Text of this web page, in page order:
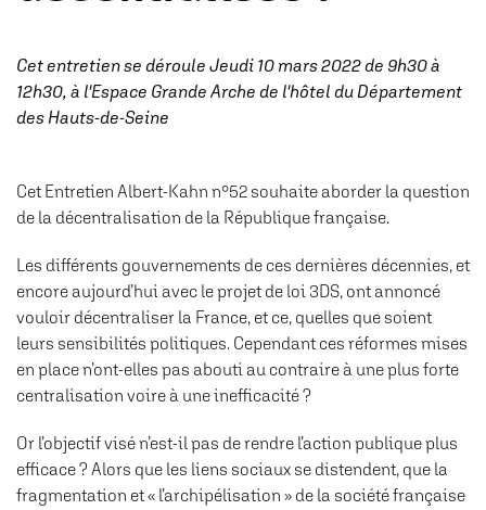
Cet entretien se déroule Jeudi 10 mars 2022 de 9h30 à
12h30, à l'Espace Grande Arche de l'hôtel du Département
des Hauts-de-Seine
Cet Entretien Albert-Kahn n°52 souhaite aborder la question
de la décentralisation de la République française.
Les différents gouvernements de ces dernières décennies, et
encore aujourd’hui avec le projet de loi 3DS, ont annoncé
vouloir décentraliser la France, et ce, quelles que soient
leurs sensibilités politiques. Cependant ces réformes mises
en place n’ont-elles pas abouti au contraire à une plus forte
centralisation voire à une inefficacité ?
Or l’objectif visé n’est-il pas de rendre l’action publique plus
efficace ? Alors que les liens sociaux se distendent, que la
fragmentation et « l’archipélisation » de la société française